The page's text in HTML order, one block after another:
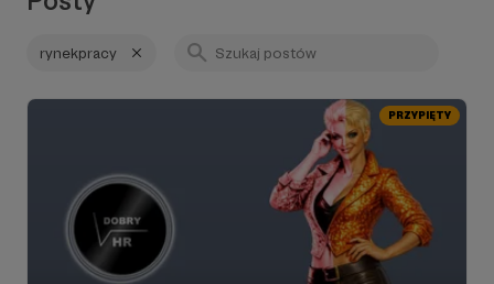
rynekpracy
PRZYPIĘTY